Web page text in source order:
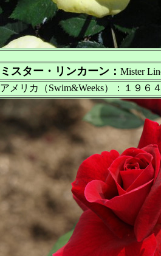
ミスター・リンカーン： Mister
アメリカ（Swim&Weeks）：１９６